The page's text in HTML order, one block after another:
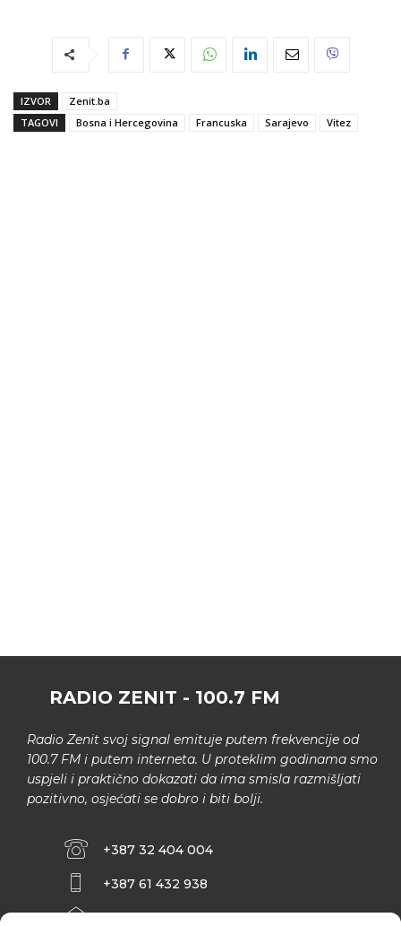
IZVOR
Zenit.ba
TAGOVI
Bosna i Hercegovina Francuska Sarajevo Vitez
RADIO ZENIT - 100.7 FM
Radio Zenit svoj signal emituje putem frekvencije od
100.7 FM i putem interneta. U proteklim godinama smo
uspjeli i praktično dokazati da ima smisla razmišljati
pozitivno, osjećati se dobro i biti bolji.
+387 32 404 004
+387 61 432 938
INFO@ZENIT.BA